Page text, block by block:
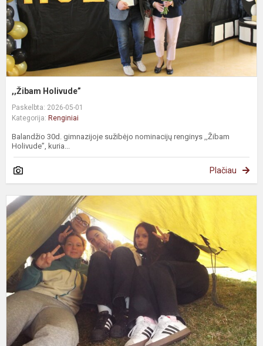
,,Žibam Holivude”
Paskelbta: 2026-05-01
Kategorija: Renginiai
Balandžio 30d. gimnazijoje sužibėjo nominacijų renginys ,,Žibam
Holivude”, kuria...
Plačiau